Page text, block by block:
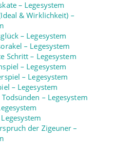
– Legesystem
& Wirklichkeit) –
– Legesystem
– Legesystem
Schritt – Legesystem
– Legesystem
– Legesystem
– Legesystem
– Legesystem
der Zigeuner –